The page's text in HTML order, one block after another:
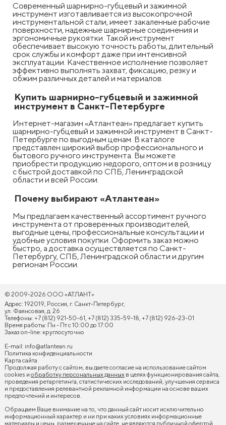
Современный шарнирно-губцевый и зажимной
инструмент изготавливается из высокопрочной
инструментальной стали, имеет закаленные рабочие
поверхности, надежные шарнирные соединения и
эргономичные рукоятки. Такой инструмент
обеспечивает высокую точность работы, длительный
срок службы и комфорт даже при интенсивной
эксплуатации. Качественное исполнение позволяет
эффективно выполнять захват, фиксацию, резку и
обжим различных деталей и материалов.
Купить шарнирно-губцевый и зажимной
инструмент в Санкт-Петербурге
Интернет-магазин «Атлантеан» предлагает купить
шарнирно-губцевый и зажимной инструмент в Санкт-
Петербурге по выгодным ценам. В каталоге
представлен широкий выбор профессионального и
бытового ручного инструмента. Вы можете
приобрести продукцию недорого, оптом и в розницу
с быстрой доставкой по СПБ, Ленинградской
области и всей России.
Почему выбирают «Атлантеан»
Мы предлагаем качественный ассортимент ручного
инструмента от проверенных производителей,
выгодные цены, профессиональные консультации и
удобные условия покупки. Оформить заказ можно
быстро, а доставка осуществляется по Санкт-
Петербургу, СПБ, Ленинградской области и другим
регионам России.
© 2009-2026 ООО «АТЛАНТ»
Адрес: 192019, Россия, г. Санкт-Петербург,
ул. Фаянсовая, д. 26
Телефоны: +7 (812) 921-50-61, +7 (812) 335-59-18, +7 (812) 926-23-01
Время работы: Пн - Пт с 10:00 до 17:00
Заказ on-line: круглосуточно
E-mail: info@atlantean.ru
Политика конфиденциальности
Карта сайта
Продолжая работу с сайтом, вы даете согласие на использование сайтом
cookies и обработку персональных данных в целях функционирования сайта,
проведения ретаргетинга, статистических исследований, улучшения сервиса
и предоставления релевантной рекламной информации на основе ваших
предпочтений и интересов.
Обращаем Ваше внимание на то, что данный сайт носит исключительно
информационный характер и ни при каких условиях информационные
материалы и цены, размещенные на сайте, не являются публичной офертой,